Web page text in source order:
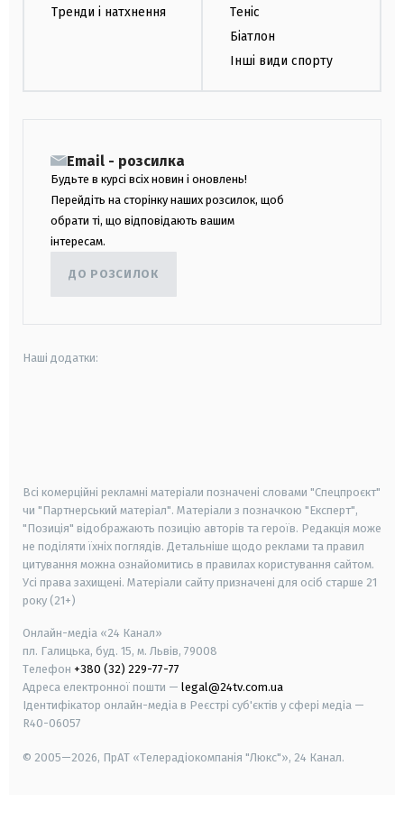
Тренди і натхнення
Теніс
Біатлон
Інші види спорту
Email - розсилка
Будьте в курсі всіх новин і оновлень!
Перейдіть на сторінку наших розсилок, щоб
обрати ті, що відповідають вашим
інтересам.
ДО РОЗСИЛОК
Наші додатки:
Всі комерційні рекламні матеріали позначені словами "Спецпроєкт"
чи "Партнерський матеріал". Матеріали з позначкою "Експерт",
"Позиція" відображають позицію авторів та героїв. Редакція може
не поділяти їхніх поглядів. Детальніше щодо реклами та правил
цитування можна ознайомитись в правилах користування сайтом.
Усі права захищені. Матеріали сайту призначені для осіб старше 21
року (21+)
Онлайн-медіа «24 Канал»
пл. Галицька, буд. 15, м. Львів, 79008
Телефон +380 (32) 229-77-77
Адреса електронної пошти — legal@24tv.com.ua
Ідентифікатор онлайн-медіа в Реєстрі суб'єктів у сфері медіа —
R40-06057
© 2005—2026, ПрАТ «Телерадіокомпанія "Люкс"», 24 Канал.